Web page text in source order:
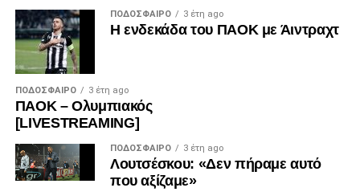
ΠΟΔΌΣΦΑΙΡΟ 3 έτη ago
Η ενδεκάδα του ΠΑΟΚ με Άιντραχτ
ΠΟΔΌΣΦΑΙΡΟ 3 έτη ago
ΠΑΟΚ – Ολυμπιακός
[LIVESTREAMING]
ΠΟΔΌΣΦΑΙΡΟ 3 έτη ago
Λουτσέσκου: «Δεν πήραμε αυτό
που αξίζαμε»